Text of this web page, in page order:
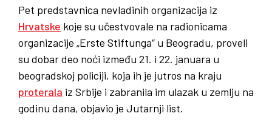
Pet predstavnica nevladinih organizacija iz
Hrvatske koje su učestvovale na radionicama
organizacije „Erste Stiftunga“ u Beogradu, proveli
su dobar deo noći između 21. i 22. januara u
beogradskoj policiji, koja ih je jutros na kraju
proterala iz Srbije i zabranila im ulazak u zemlju na
godinu dana, objavio je Jutarnji list.